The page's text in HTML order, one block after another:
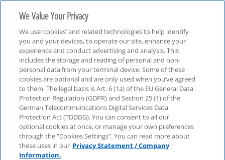
Consulting
We Value Your Privacy
We use ‘cookies’ and related technologies to help identify
you and your devices, to operate our site, enhance your
experience and conduct advertising and analysis. This
includes the storage and reading of personal and non-
personal data from your terminal device. Some of these
cookies are optional and are only used when you’ve agreed
to them. The legal basis is Art. 6 (1a) of the EU General Data
Protection Regulation (GDPR) and Section 25 (1) of the
German Telecommunications Digital Services Data
Protection Act (TDDDG). You can consent to all our
optional cookies at once, or manage your own preferences
through the “Cookies Settings”. You can read more about
these uses in our Privacy Statement / Company
Information.